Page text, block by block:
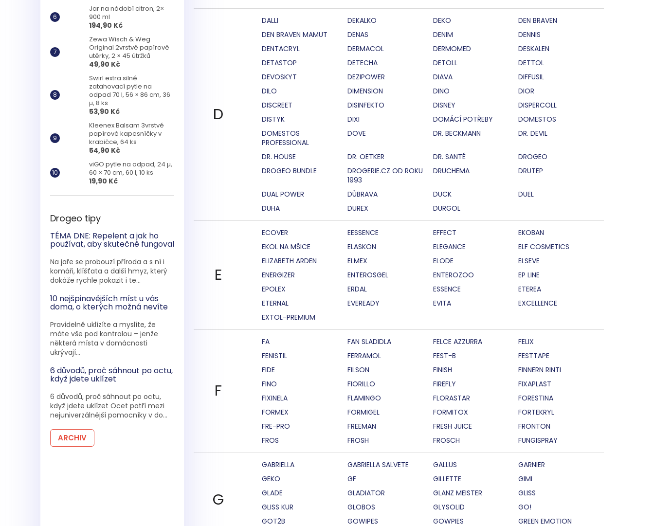
Jar na nádobí citron, 2×
900 ml
194,90 Kč
Zewa Wisch & Weg
Original 2vrstvé papírové
utěrky, 2 × 45 útržků
49,90 Kč
Swirl extra silné
zatahovací pytle na
odpad 70 l, 56 × 86 cm, 36
µ, 8 ks
53,90 Kč
Kleenex Balsam 3vrstvé
papírové kapesníčky v
krabičce, 64 ks
54,90 Kč
viGO pytle na odpad, 24 µ,
60 × 70 cm, 60 l, 10 ks
19,90 Kč
Drogeo tipy
TÉMA DNE: Repelent a jak ho
používat, aby skutečně fungoval
Na jaře se probouzí příroda a s ní i
komáři, klíšťata a další hmyz, který
dokáže rychle pokazit i te...
10 nejšpinavějších míst u vás
doma, o kterých možná nevíte
Pravidelně uklízíte a myslíte, že
máte vše pod kontrolou – jenže
některá místa v domácnosti
ukrývají...
6 důvodů, proč sáhnout po octu,
když jdete uklízet
6 důvodů, proč sáhnout po octu,
když jdete uklízet Ocet patří mezi
nejuniverzálnější pomocníky v do...
ARCHIV
D
DALLI DEKALKO DEKO
DEN BRAVEN
DEN BRAVEN MAMUT
DENAS DENIM
DENNIS
DENTACRYL
DERMACOL DERMOMED
DESKALEN
DETASTOP
DETECHA DETOLL
DETTOL
DEVOSKYT
DEZIPOWER DIAVA
DIFFUSIL
DILO
DIMENSION DINO
DIOR
DISCREET
DISINFEKTO DISNEY
DISPERCOLL
DISTYK
DIXI DOMÁCÍ POTŘEBY
DOMESTOS
DOMESTOS
PROFESSIONAL
DOVE DR. BECKMANN DR. DEVIL
DR. HOUSE DR. OETKER DR. SANTÉ
DROGEO
DROGEO BUNDLE
DROGERIE.CZ OD ROKU
1993
DRUCHEMA DRUTEP
DUAL POWER DŮBRAVA DUCK
DUEL
DUHA
DUREX DURGOL
E
ECOVER EESSENCE EFFECT
EKOBAN
EKOL NA MŠICE
ELASKON ELEGANCE
ELF COSMETICS
ELIZABETH ARDEN
ELMEX ELODE
ELSEVE
ENERGIZER
ENTEROSGEL ENTEROZOO
EP LINE
EPOLEX
ERDAL ESSENCE
ETEREA
ETERNAL
EVEREADY EVITA
EXCELLENCE
EXTOL-PREMIUM
F
FA FAN SLADIDLA FELCE AZZURRA
FELIX
FENISTIL
FERRAMOL FEST-B
FESTTAPE
FIDE
FILSON FINISH
FINNERN RINTI
FINO
FIORILLO FIREFLY
FIXAPLAST
FIXINELA
FLAMINGO FLORASTAR
FORESTINA
FORMEX
FORMIGEL FORMITOX
FORTEKRYL
FRE-PRO
FREEMAN FRESH JUICE
FRONTON
FROS
FROSH FROSCH FUNGISPRAY
G
GABRIELLA GABRIELLA SALVETE GALLUS
GARNIER
GEKO
GF GILLETTE
GIMI
GLADE
GLADIATOR GLANZ MEISTER
GLISS
GLISS KUR
GLOBOS GLYSOLID
GO!
GOT2B
GOWIPES GOWPIES GREEN EMOTION